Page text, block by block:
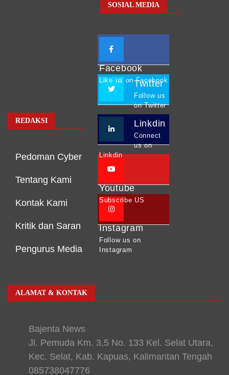
REDAKSI
Pedoman Cyber
Tentang Kami
Kontak Kami
Kritik dan Saran
Pengurus Media
SOSIAL MEDIA
Facebook
Like us on Facebook
Twitter
Follow us
on Twitter
Linkdin
Connect
us on
Linkdin
Youtube
Subscribe US
Instagram
Follow us on
Instagram
ALAMAT & KONTAK
Bajenta News
Jl. Pemuda Km. 3,5 No. 133 Kel. Selat Utara,
Kec. Selat, Kab. Kapuas, Kalimantan Tengah
085738047776